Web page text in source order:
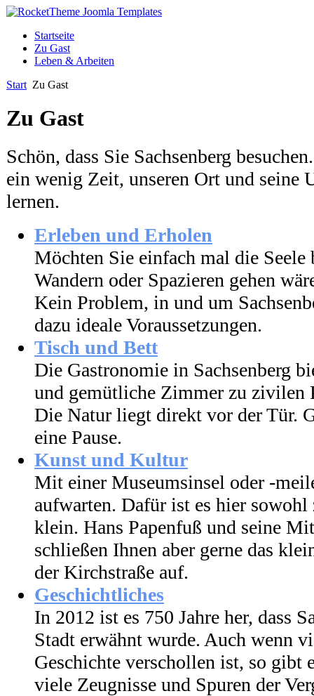
Startseite
Zu Gast
Leben & Arbeiten
Start Zu Gast
Zu Gast
Schön, dass Sie Sachsenberg
ein wenig Zeit, unseren Ort und seine
lernen.
Erleben und Erholen
Möchten Sie einfach mal die Seele
Wandern oder Spazieren gehen
Kein Problem, in und um
dazu ideale Voraussetzungen.
Tisch und Bett
Die Gastronomie in Sachsenberg
und gemütliche Zimmer zu zivilen
Die Natur liegt direkt vor der Tür.
eine Pause.
Kunst und Kultur
Mit einer Museumsinsel oder -
aufwarten. Dafür ist es hier sowohl
klein. Hans Papenfuß und seine
schließen Ihnen aber gerne das
der Kirchstraße auf.
Geschichtliches
In 2012 ist es 750 Jahre her, dass
Stadt erwähnt wurde. Auch wenn
Geschichte verschollen ist, so gibt
viele Zeugnisse und Spuren der